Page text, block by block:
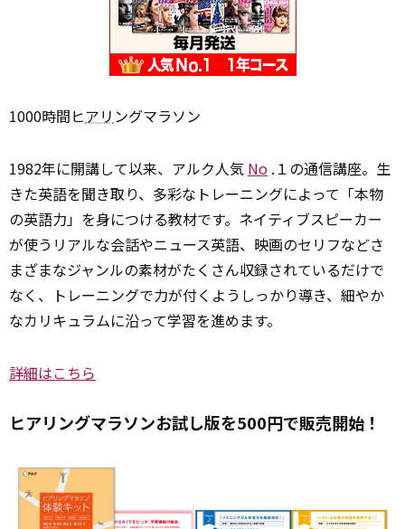
1000時間ヒアリ ングマラソン
1982年に開講して以来、アルク人気 No .１の通信講座。生
きた英語を聞き取り、多彩なトレーニングによって「本物
の英語力」を身につける教材です。ネイティブスピーカー
が使うリアルな会話やニュース英語、映画のセリフなどさ
まざまなジャンルの素材がたくさん収録されているだけで
なく、トレーニングで力が付くようしっかり導き、細やか
なカリキュラムに沿って学習を進めます。
詳細はこちら
ヒアリングマラソンお試し版を500円で販売開始！